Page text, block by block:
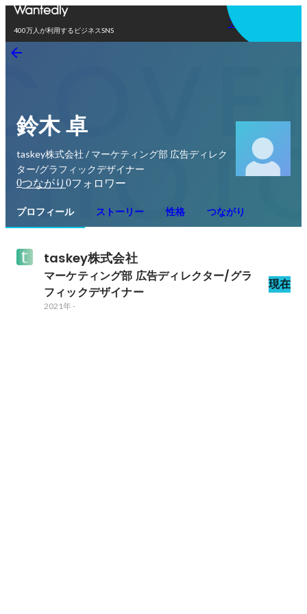
400万人が利用するビジネスSNS
アプリを使う
鈴木 卓
taskey株式会社 / マーケティング部 広告ディレク
ター/グラフィックデザイナー
0つながり 0フォロワー
プロフィール ストーリー 性格 つながり
taskey株式会社
マーケティング部 広告ディレクター/グラ
フィックデザイナー
現在
2021年-